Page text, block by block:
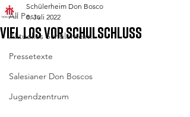
All Posts
Aktuelles Schülerheim
Pressetexte
Salesianer Don Boscos
Jugendzentrum
Viel los vor Schulschluss
Schülerheim Don Bosco
8. Juli 2022